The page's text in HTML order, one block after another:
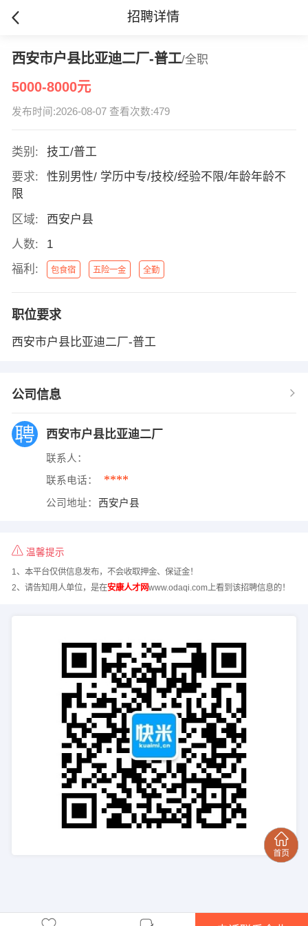
招聘详情
西安市户县比亚迪二厂-普工/全职
5000-8000元
发布时间:2026-08-07 查看次数:479
类别:
技工/普工
要求:
性别男性/ 学历中专/技校/经验不限/年龄年龄不
限
区域:
西安户县
人数:
1
福利:
包食宿 五险一金 全勤
职位要求
西安市户县比亚迪二厂-普工
公司信息
西安市户县比亚迪二厂
联系人：
联系电话： ****
公司地址： 西安户县
温馨提示
1、本平台仅供信息发布，不会收取押金、保证金！
2、请告知用人单位，是在安康人才网www.odaqi.com上看到该招聘信息的！